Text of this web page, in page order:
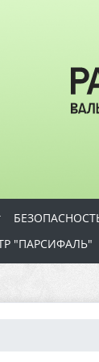
"ПАРСИФАЛЬ"